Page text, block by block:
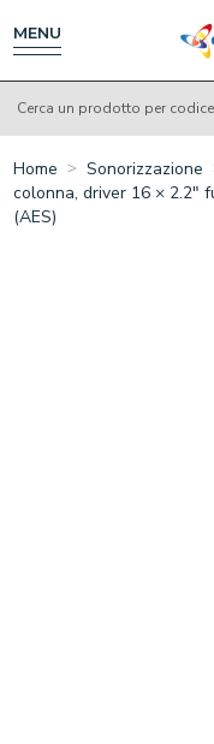
contenuto
principale
MENU
Home Sonorizzazione
colonna, driver 16 × 2.2"
(AES)